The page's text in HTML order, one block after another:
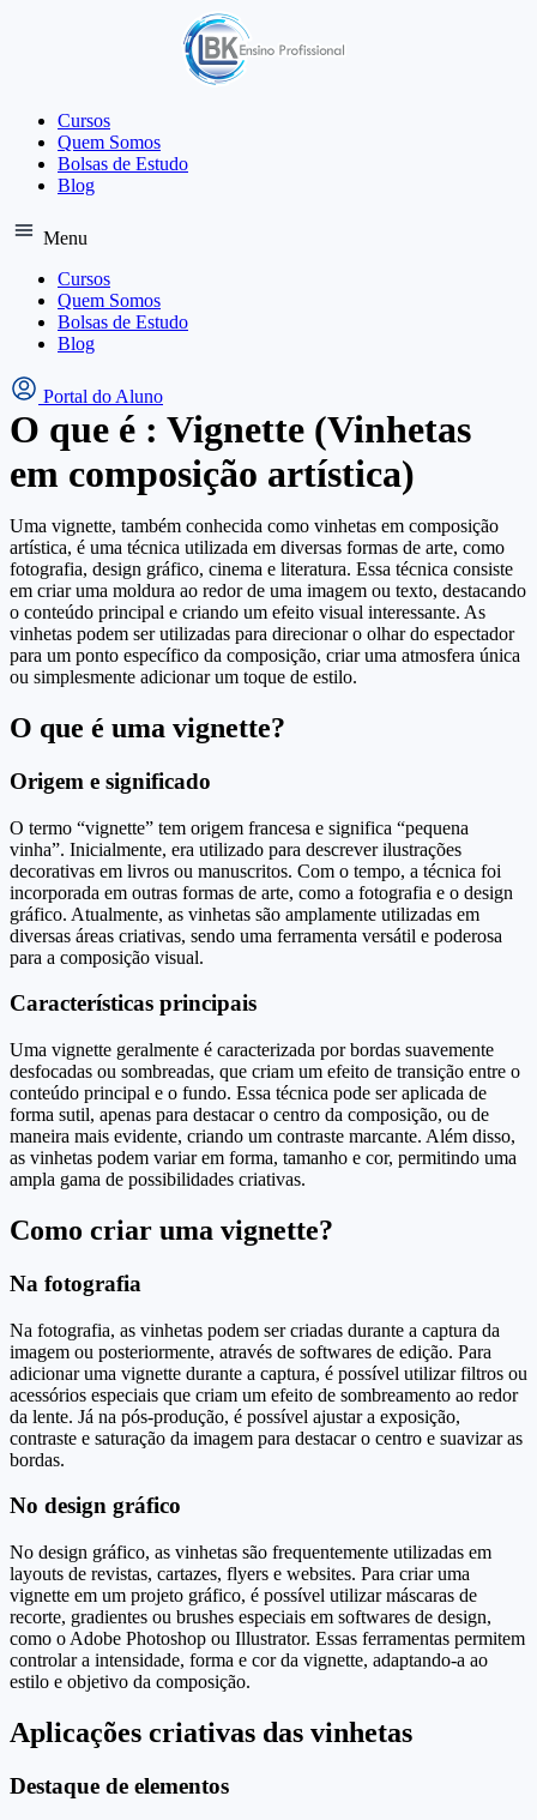
Cursos
Quem Somos
Bolsas de Estudo
Blog
Menu
Cursos
Quem Somos
Bolsas de Estudo
Blog
Portal do Aluno
O que é : Vignette (Vinhetas
em composição artística)
Uma vignette, também conhecida como vinhetas em composição
artística, é uma técnica utilizada em diversas formas de arte, como
fotografia, design gráfico, cinema e literatura. Essa técnica consiste
em criar uma moldura ao redor de uma imagem ou texto, destacando
o conteúdo principal e criando um efeito visual interessante. As
vinhetas podem ser utilizadas para direcionar o olhar do espectador
para um ponto específico da composição, criar uma atmosfera única
ou simplesmente adicionar um toque de estilo.
O que é uma vignette?
Origem e significado
O termo “vignette” tem origem francesa e significa “pequena
vinha”. Inicialmente, era utilizado para descrever ilustrações
decorativas em livros ou manuscritos. Com o tempo, a técnica foi
incorporada em outras formas de arte, como a fotografia e o design
gráfico. Atualmente, as vinhetas são amplamente utilizadas em
diversas áreas criativas, sendo uma ferramenta versátil e poderosa
para a composição visual.
Características principais
Uma vignette geralmente é caracterizada por bordas suavemente
desfocadas ou sombreadas, que criam um efeito de transição entre o
conteúdo principal e o fundo. Essa técnica pode ser aplicada de
forma sutil, apenas para destacar o centro da composição, ou de
maneira mais evidente, criando um contraste marcante. Além disso,
as vinhetas podem variar em forma, tamanho e cor, permitindo uma
ampla gama de possibilidades criativas.
Como criar uma vignette?
Na fotografia
Na fotografia, as vinhetas podem ser criadas durante a captura da
imagem ou posteriormente, através de softwares de edição. Para
adicionar uma vignette durante a captura, é possível utilizar filtros ou
acessórios especiais que criam um efeito de sombreamento ao redor
da lente. Já na pós-produção, é possível ajustar a exposição,
contraste e saturação da imagem para destacar o centro e suavizar as
bordas.
No design gráfico
No design gráfico, as vinhetas são frequentemente utilizadas em
layouts de revistas, cartazes, flyers e websites. Para criar uma
vignette em um projeto gráfico, é possível utilizar máscaras de
recorte, gradientes ou brushes especiais em softwares de design,
como o Adobe Photoshop ou Illustrator. Essas ferramentas permitem
controlar a intensidade, forma e cor da vignette, adaptando-a ao
estilo e objetivo da composição.
Aplicações criativas das vinhetas
Destaque de elementos